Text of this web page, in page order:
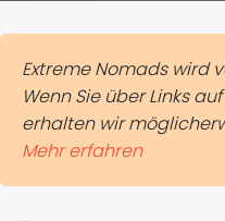
Extreme Nomads wird
Wenn Sie über Links
erhalten wir
Mehr erfahren